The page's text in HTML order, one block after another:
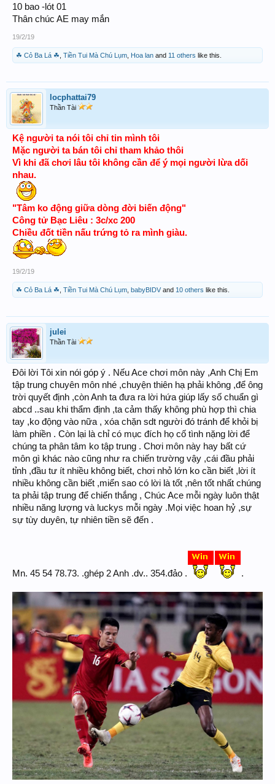
10 bao -lót 01
Thân chúc AE may mắn
19/2/19
☘ Cỏ Ba Lá ☘ Tiền Tui Mà Chú Lụm Hoa lan and 11 others like this.
locphattai79
Thần Tài
Kệ người ta nói tôi chỉ tin mình tôi
Mặc người ta bán tôi chỉ tham khảo thôi
Vì khi đã chơi lâu tôi không cần để ý mọi người lừa dối
nhau.
"Tâm ko động giữa dòng đời biến động"
Công tử Bạc Liêu : 3c/xc 200
Chiều đốt tiền nấu trứng tỏ ra mình giàu.
19/2/19
☘ Cỏ Ba Lá ☘ Tiền Tui Mà Chú Lụm babyBIDV and 10 others like this.
julei
Thần Tài
Đôi lời Tôi xin nói góp ý . Nếu Ace chơi môn này ,Anh Chị Em
tập trung chuyên môn nhé ,chuyện thiên hạ phải không ,để ông
trời quyết định ,còn Anh ta đưa ra lời hứa giúp lấy số chuẩn gì
abcd ..sau khi thẩm định ,ta cảm thấy không phù hợp thì chia
tay ,ko động vào nữa , xóa chặn sdt người đó tránh để khỏi bị
làm phiền . Còn lại là chỉ có mục đích họ cố tình nặng lời để
chúng ta phân tâm ko tập trung . Chơi môn này hay bất cứ
môn gì khác nào cũng như ra chiến trường vậy ,cái đầu phải
tỉnh ,đầu tư ít nhiều không biết, chơi nhỏ lớn ko cần biết ,lời ít
nhiều không cần biết ,miển sao có lời là tốt ,nên tốt nhất chúng
ta phải tập trung để chiến thắng , Chúc Ace mỗi ngày luôn thật
nhiều năng lượng và luckys mỗi ngày .Mọi việc hoan hỷ ,sự
sự tùy duyên, tự nhiên tiền sẽ đến .
Mn. 45 54 78.73. .ghép 2 Anh .dv.. 354.đảo . .